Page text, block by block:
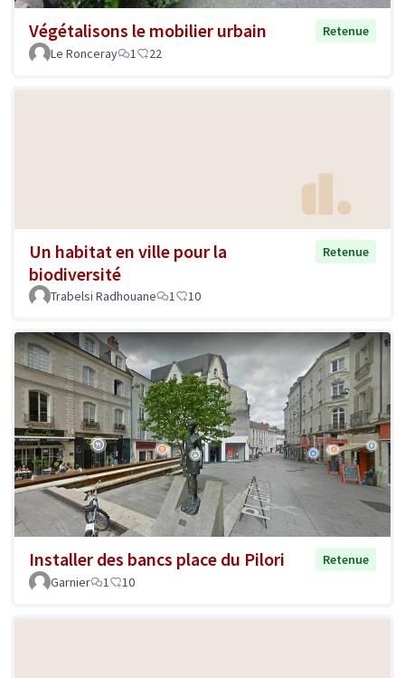
Végétalisons le mobilier urbain
Retenue
Le Ronceray
1 22
Un habitat en ville pour la
biodiversité
Retenue
Trabelsi Radhouane 1 10
Installer des bancs place du Pilori
Retenue
Garnier
1 10